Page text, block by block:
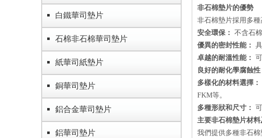
白鐵華司墊片
石棉非石棉華司墊片
紙華司紙墊片
銅華司墊片
鋁合金華司墊片
鋁華司墊片
非石棉墊片的優勢
非石棉墊片採用多
安全環保： 不含石
優異的密封性能：
卓越的耐溫性能：
良好的耐化學腐蝕性
多樣化的材料選擇：
FKM等。
多種形狀和尺寸：
主要非石棉墊片材
我們提供多種非石